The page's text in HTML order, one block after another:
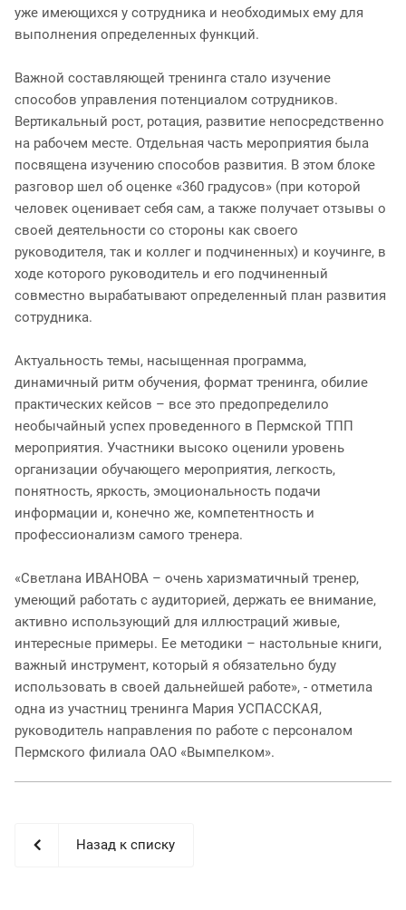
уже имеющихся у сотрудника и необходимых ему для
выполнения определенных функций.
Важной составляющей тренинга стало изучение
способов управления потенциалом сотрудников.
Вертикальный рост, ротация, развитие непосредственно
на рабочем месте. Отдельная часть мероприятия была
посвящена изучению способов развития. В этом блоке
разговор шел об оценке «360 градусов» (при которой
человек оценивает себя сам, а также получает отзывы о
своей деятельности со стороны как своего
руководителя, так и коллег и подчиненных) и коучинге, в
ходе которого руководитель и его подчиненный
совместно вырабатывают определенный план развития
сотрудника.
Актуальность темы, насыщенная программа,
динамичный ритм обучения, формат тренинга, обилие
практических кейсов – все это предопределило
необычайный успех проведенного в Пермской ТПП
мероприятия. Участники высоко оценили уровень
организации обучающего мероприятия, легкость,
понятность, яркость, эмоциональность подачи
информации и, конечно же, компетентность и
профессионализм самого тренера.
«Светлана ИВАНОВА – очень харизматичный тренер,
умеющий работать с аудиторией, держать ее внимание,
активно использующий для иллюстраций живые,
интересные примеры. Ее методики – настольные книги,
важный инструмент, который я обязательно буду
использовать в своей дальнейшей работе», - отметила
одна из участниц тренинга Мария УСПАССКАЯ,
руководитель направления по работе с персоналом
Пермского филиала ОАО «Вымпелком».
Назад к списку